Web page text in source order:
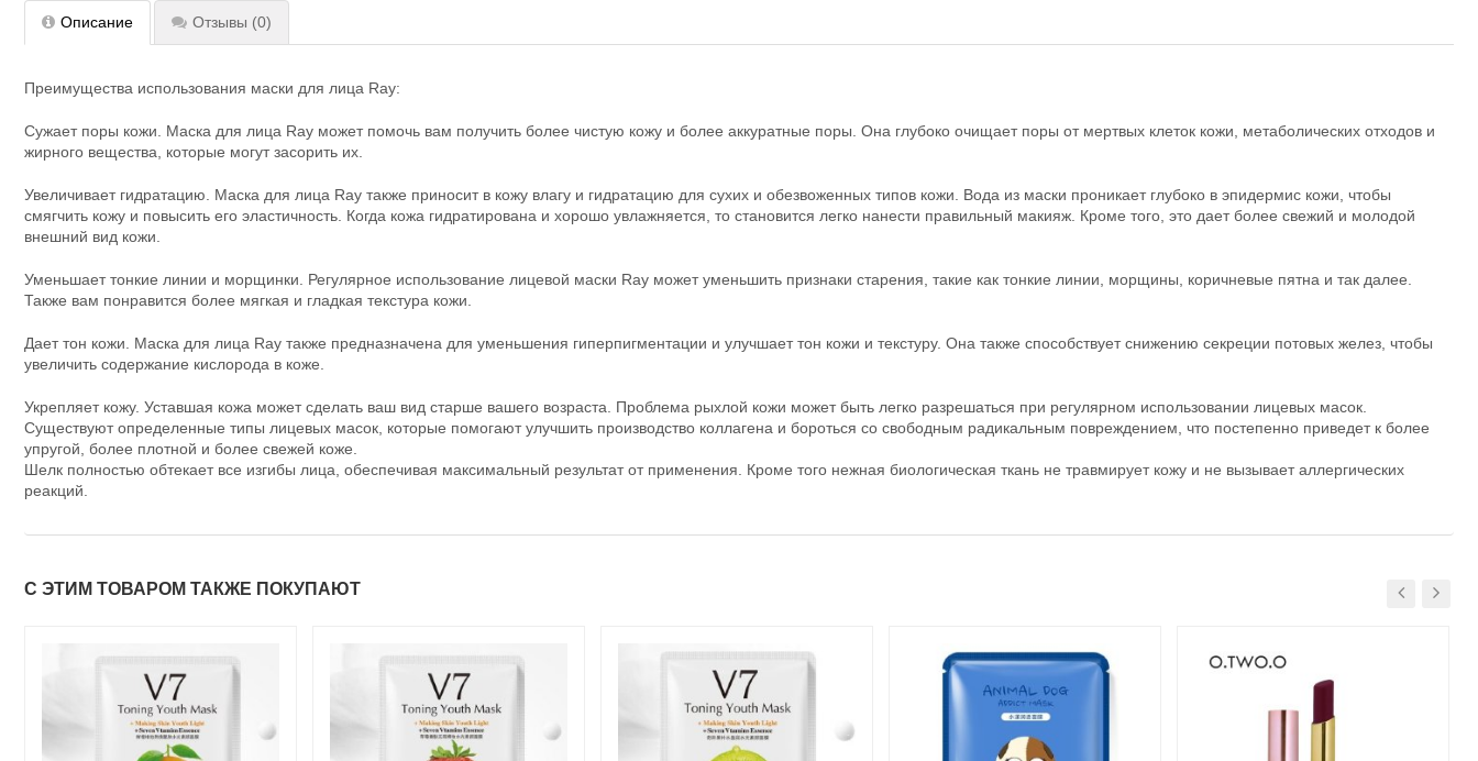
Описание Отзывы (0)
Преимущества использования маски для лица Ray:
Сужает поры кожи. Маска для лица Ray может помочь вам получить более чистую кожу и более аккуратные поры. Она глубоко очищает поры от мертвых клеток кожи, метаболических отходов и
жирного вещества, которые могут засорить их.
Увеличивает гидратацию. Маска для лица Ray также приносит в кожу влагу и гидратацию для сухих и обезвоженных типов кожи. Вода из маски проникает глубоко в эпидермис кожи, чтобы
смягчить кожу и повысить его эластичность. Когда кожа гидратирована и хорошо увлажняется, то становится легко нанести правильный макияж. Кроме того, это дает более свежий и молодой
внешний вид кожи.
Уменьшает тонкие линии и морщинки. Регулярное использование лицевой маски Ray может уменьшить признаки старения, такие как тонкие линии, морщины, коричневые пятна и так далее.
Также вам понравится более мягкая и гладкая текстура кожи.
Дает тон кожи. Маска для лица Ray также предназначена для уменьшения гиперпигментации и улучшает тон кожи и текстуру. Она также способствует снижению секреции потовых желез, чтобы
увеличить содержание кислорода в коже.
Укрепляет кожу. Уставшая кожа может сделать ваш вид старше вашего возраста. Проблема рыхлой кожи может быть легко разрешаться при регулярном использовании лицевых масок.
Существуют определенные типы лицевых масок, которые помогают улучшить производство коллагена и бороться со свободным радикальным повреждением, что постепенно приведет к более
упругой, более плотной и более свежей коже.
Шелк полностью обтекает все изгибы лица, обеспечивая максимальный результат от применения. Кроме того нежная биологическая ткань не травмирует кожу и не вызывает аллергических
реакций.
С ЭТИМ ТОВАРОМ ТАКЖЕ ПОКУПАЮТ